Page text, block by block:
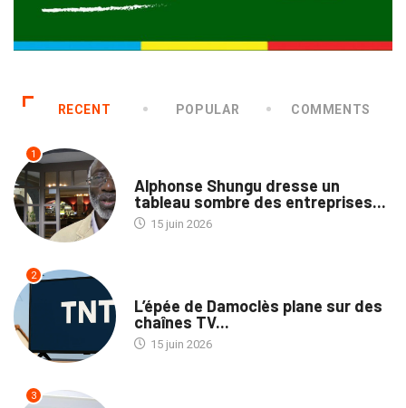
RECENT POPULAR COMMENTS
1
Alphonse Shungu dresse un
tableau sombre des entreprises...
15 juin 2026
2
L’épée de Damoclès plane sur des
chaînes TV...
15 juin 2026
3